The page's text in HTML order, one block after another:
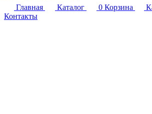
Главная
Каталог 0 Корзина
Контакты